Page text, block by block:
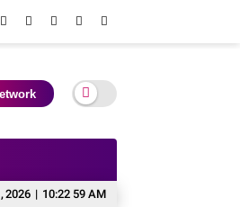
,2026 | 10:23 00 AM
Sodorkan Rekomendasi Pembenahan